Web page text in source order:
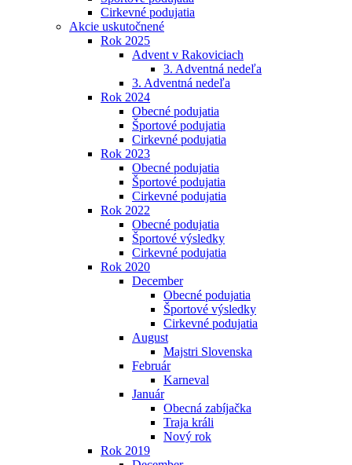
Cirkevné podujatia
Akcie uskutočnené
Rok 2025
Advent v Rakoviciach
3. Adventná nedeľa
3. Adventná nedeľa
Rok 2024
Obecné podujatia
Športové podujatia
Cirkevné podujatia
Rok 2023
Obecné podujatia
Športové podujatia
Cirkevné podujatia
Rok 2022
Obecné podujatia
Športové výsledky
Cirkevné podujatia
Rok 2020
December
Obecné podujatia
Športové výsledky
Cirkevné podujatia
August
Majstri Slovenska
Február
Karneval
Január
Obecná zabíjačka
Traja králi
Nový rok
Rok 2019